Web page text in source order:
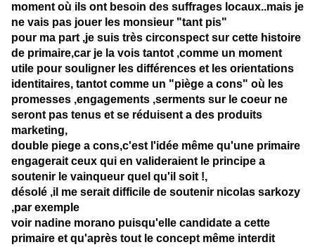
moment où ils ont besoin des suffrages locaux..mais je
ne vais pas jouer les monsieur "tant pis"
pour ma part ,je suis très circonspect sur cette histoire
de primaire,car je la vois tantot ,comme un moment
utile pour souligner les différences et les orientations
identitaires, tantot comme un "piège a cons" où les
promesses ,engagements ,serments sur le coeur ne
seront pas tenus et se réduisent a des produits
marketing,
double piege a cons,c'est l'idée même qu'une primaire
engagerait ceux qui en valideraient le principe a
soutenir le vainqueur quel qu'il soit !,
désolé ,il me serait difficile de soutenir nicolas sarkozy
,par exemple
voir nadine morano puisqu'elle candidate a cette
primaire et qu'après tout le concept même interdit